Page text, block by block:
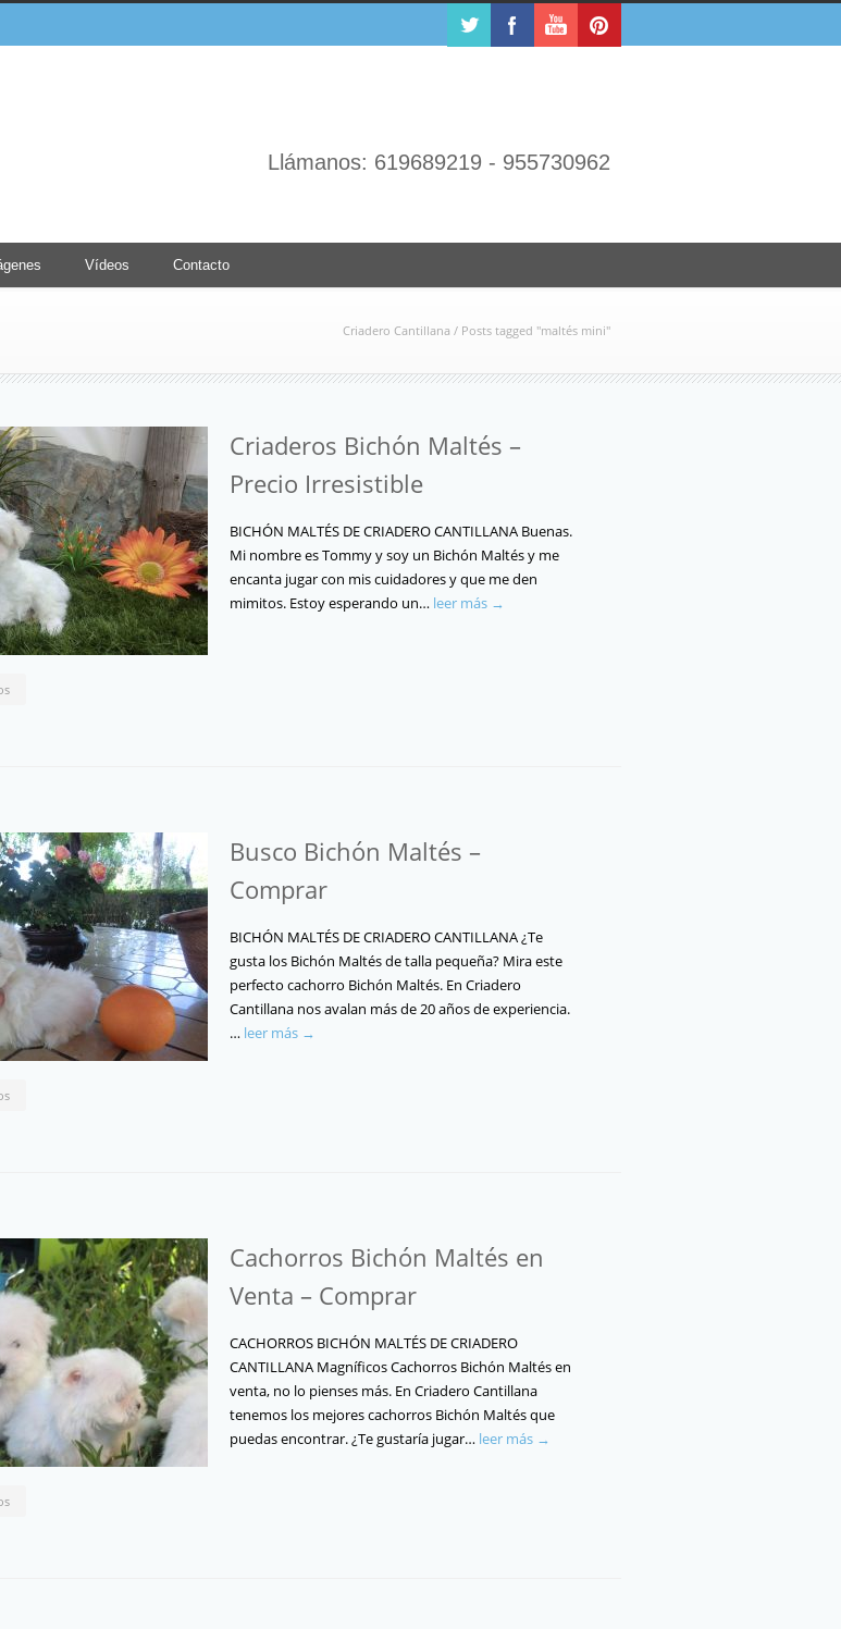
Llámanos: 619689219 - 955730962
Vídeos Contacto
Criadero Cantillana / Posts tagged "maltés mini"
Criaderos Bichón Maltés –
Precio Irresistible
BICHÓN MALTÉS DE CRIADERO CANTILLANA Buenas.
Mi nombre es Tommy y soy un Bichón Maltés y me
encanta jugar con mis cuidadores y que me den
mimitos. Estoy esperando un… leer más →
Busco Bichón Maltés –
Comprar
BICHÓN MALTÉS DE CRIADERO CANTILLANA ¿Te
gusta los Bichón Maltés de talla pequeña? Mira este
perfecto cachorro Bichón Maltés. En Criadero
Cantillana nos avalan más de 20 años de experiencia.
… leer más →
Cachorros Bichón Maltés en
Venta – Comprar
CACHORROS BICHÓN MALTÉS DE CRIADERO
CANTILLANA Magníficos Cachorros Bichón Maltés en
venta, no lo pienses más. En Criadero Cantillana
tenemos los mejores cachorros Bichón Maltés que
puedas encontrar. ¿Te gustaría jugar… leer más →